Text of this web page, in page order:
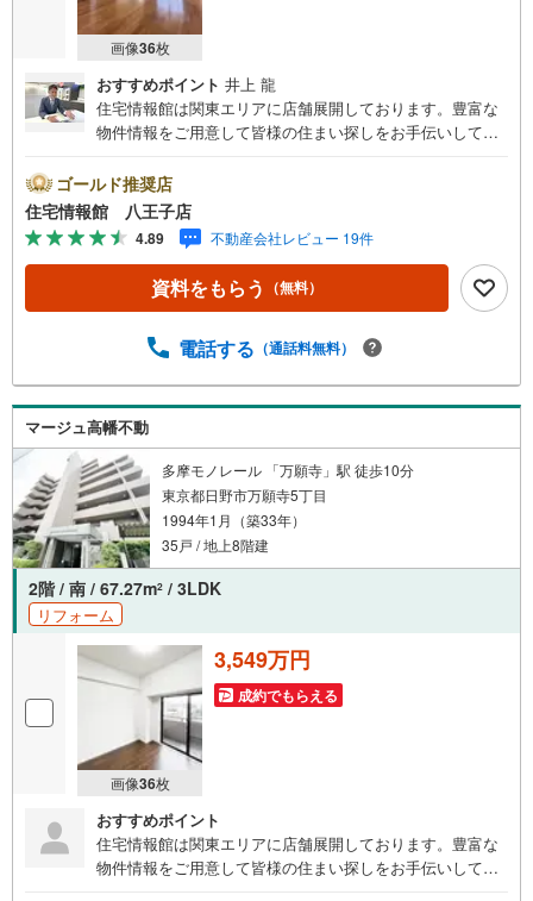
画像36枚
おすすめポイント 井上 龍
住宅情報館は関東エリアに店舗展開しております。豊富な
物件情報をご用意して皆様の住まい探しをお手伝いしてお
さい。住宅ローン相談会も同時開催中無理のない住宅ロー
ンの試算やご購入の際にかかる諸費用の概算も行っており
ます。しっかりとした資金計画のアドバイスをさせて頂き
ますので、お気軽にご相談ください。
ゴールド推奨店
住宅情報館 八王子店
4.89 不動産会社レビュー 19件
資料をもらう （無料）
電話する （通話料無料）
マージュ高幡不動
多摩モノレール 「万願寺」駅 徒歩10分
東京都日野市万願寺5丁目
1994年1月（築33年）
35戸 / 地上8階建
2階 / 南 / 67.27m2 / 3LDK
リフォーム
画像36枚
3,549万円
成約でもらえる
おすすめポイント
住宅情報館は関東エリアに店舗展開しております。豊富な
物件情報をご用意して皆様の住まい探しをお手伝いしてお